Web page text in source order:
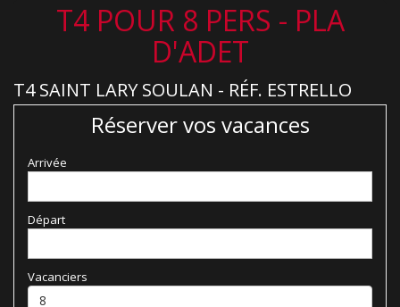
T4 POUR 8 PERS - PLA
D'ADET
T4 SAINT LARY SOULAN - RÉF. ESTRELLO
Réserver vos vacances
Arrivée
Départ
Vacanciers